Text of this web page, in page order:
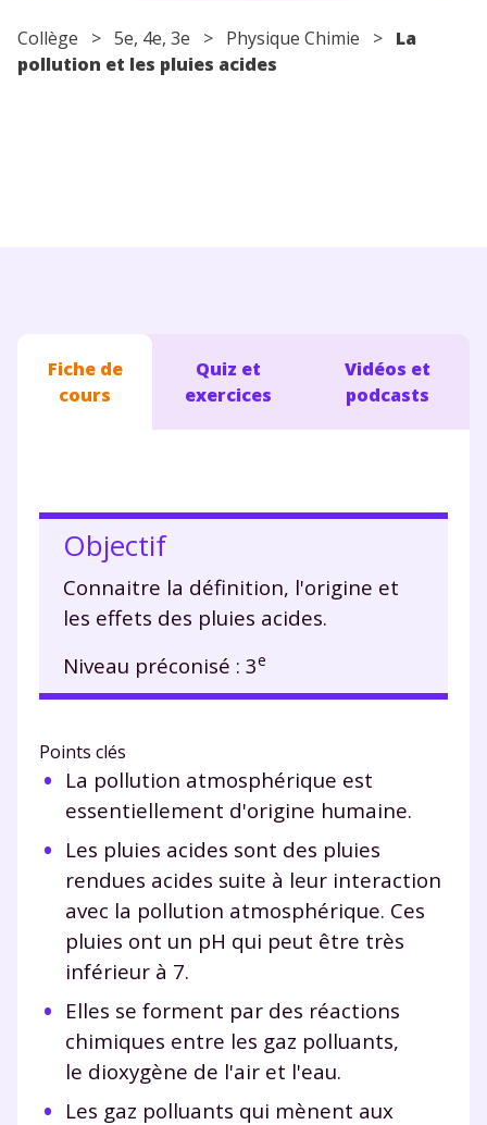
Collège > 5e, 4e, 3e > Physique Chimie > La
pollution et les pluies acides
Fiche de
cours
Quiz et
exercices
Vidéos et
podcasts
Objectif
Connaitre la définition, l'origine et
les effets des pluies acides.
Niveau préconisé : 3e
Points clés
La pollution atmosphérique est
essentiellement d'origine humaine.
Les pluies acides sont des pluies
rendues acides suite à leur interaction
avec la pollution atmosphérique. Ces
pluies ont un pH qui peut être très
inférieur à 7.
Elles se forment par des réactions
chimiques entre les gaz polluants,
le dioxygène de l'air et l'eau.
Les gaz polluants qui mènent aux